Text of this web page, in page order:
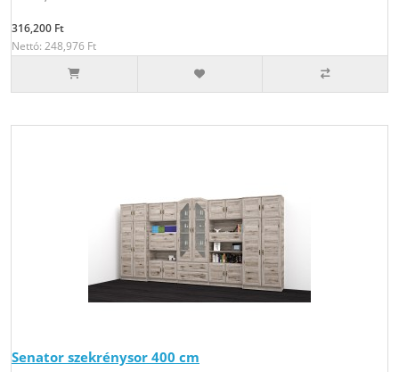
316,200 Ft
Nettó: 248,976 Ft
Senator szekrénysor 400 cm